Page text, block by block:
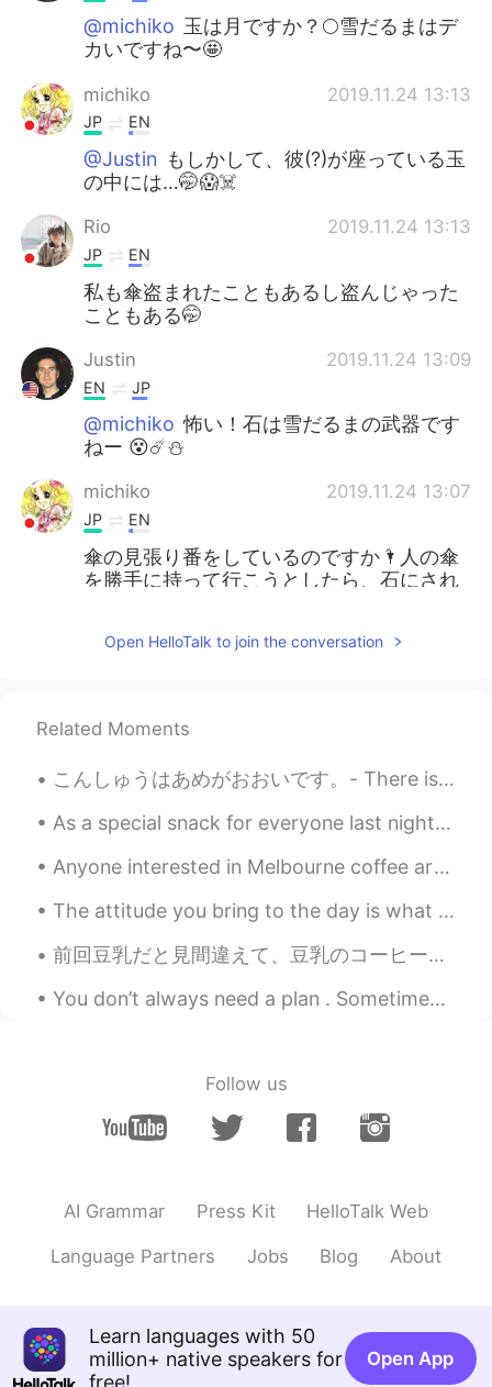
@michiko 玉は月ですか？🌕雪だるまはデ
カいですね〜🤩
michiko 2019.11.24 13:13
JP EN
@Justin もしかして、彼(?)が座っている玉
の中には…🤭😱☠️
Rio 2019.11.24 13:13
JP EN
私も傘盗まれたこともあるし盗んじゃった
こともある🤭
Justin 2019.11.24 13:09
EN JP
@michiko 怖い！石は雪だるまの武器です
ねー 😵☄️⛄️
michiko 2019.11.24 13:07
JP EN
傘の見張り番をしているのですか🌂人の傘
を勝手に持って行こうとしたら、石にされ
Open HelloTalk to join the conversation
Related Moments
こんしゅうはあめがおおいです。- There is a lot of rain this week. 🌧 I like to observe through the window while ...
As a special snack for everyone last night I made chocolate chip cookies. These are special becau...
Anyone interested in Melbourne coffee art or just coffee art in general? The brunch culture here ...
The attitude you bring to the day is what the day will bring to you. I hope this day and every da...
前回豆乳だと見間違えて、豆乳のコーヒーを買ってしまいましたが、今回はこれを買いました。😁 これで合ってるかな？🤔 前回はほんの少しの甘さで、コーヒーの味してて、オーツ麦を美味しくしてくれてま...
You don’t always need a plan . Sometimes you just need to breathe , trust , let go , and see what...
Follow us
AI Grammar Press Kit HelloTalk Web
Language Partners Jobs Blog About
Learn languages with 50
million+ native speakers for
free!
Open App